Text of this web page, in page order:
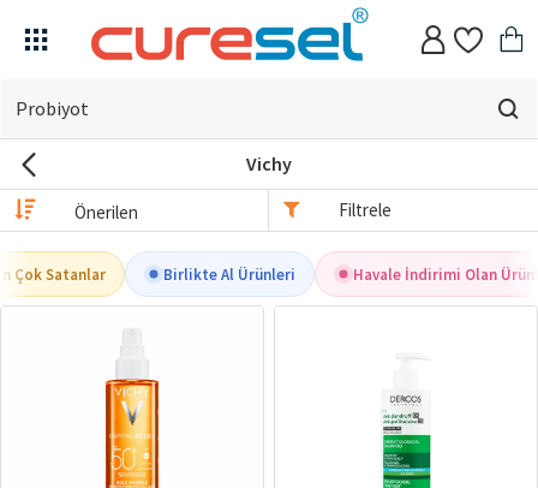
Evin
için
arıyorsun?
Vichy
Filtrele
Çok Satanlar Birlikte Al Ürünleri Havale İndirimi Olan